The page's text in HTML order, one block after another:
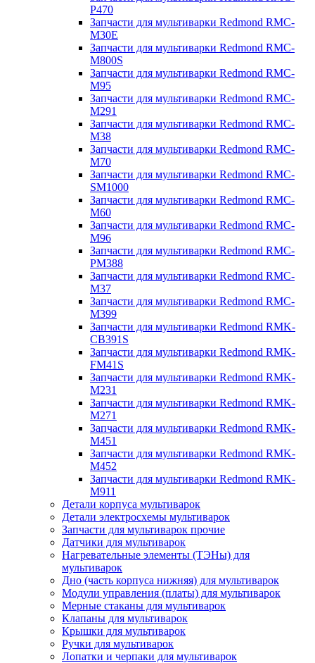
P470
Запчасти для мультиварки Redmond RMC-
M30E
Запчасти для мультиварки Redmond RMC-
M800S
Запчасти для мультиварки Redmond RMC-
M95
Запчасти для мультиварки Redmond RMC-
M291
Запчасти для мультиварки Redmond RMC-
M38
Запчасти для мультиварки Redmond RMC-
M70
Запчасти для мультиварки Redmond RMC-
SM1000
Запчасти для мультиварки Redmond RMC-
M60
Запчасти для мультиварки Redmond RMC-
M96
Запчасти для мультиварки Redmond RMC-
PM388
Запчасти для мультиварки Redmond RMC-
M37
Запчасти для мультиварки Redmond RMC-
M399
Запчасти для мультиварки Redmond RMK-
CB391S
Запчасти для мультиварки Redmond RMK-
FM41S
Запчасти для мультиварки Redmond RMK-
M231
Запчасти для мультиварки Redmond RMK-
M271
Запчасти для мультиварки Redmond RMK-
M451
Запчасти для мультиварки Redmond RMK-
M452
Запчасти для мультиварки Redmond RMK-
M911
Детали корпуса мультиварок
Детали электросхемы мультиварок
Запчасти для мультиварок прочие
Датчики для мультиварок
Нагревательные элементы (ТЭНы) для
мультиварок
Дно (часть корпуса нижняя) для мультиварок
Модули управления (платы) для мультиварок
Мерные стаканы для мультиварок
Клапаны для мультиварок
Крышки для мультиварок
Ручки для мультиварок
Лопатки и черпаки для мультиварок